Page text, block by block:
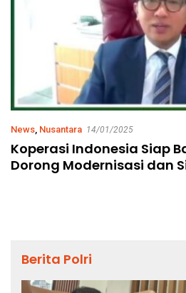
News Nusantara 14/01/2025
Koperasi Indonesia Siap
Dorong Modernisasi dan
Berita Polri